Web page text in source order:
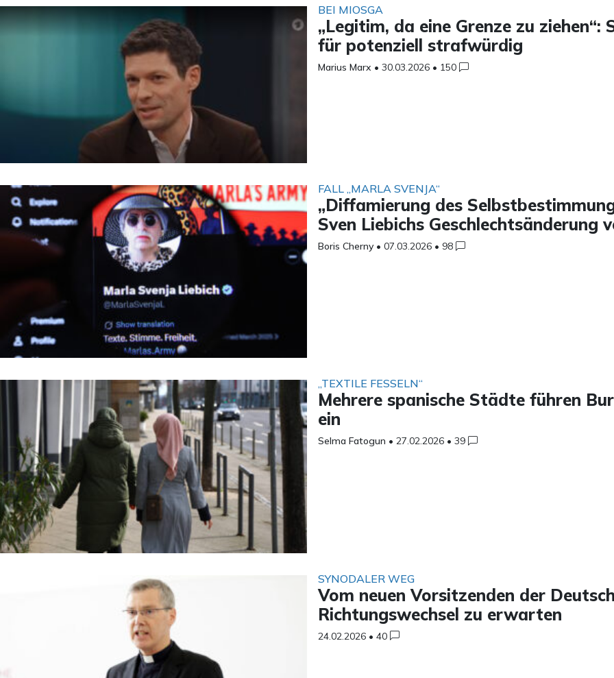
BEI MIOSGA
„Legitim, da eine Grenze zu
für potenziell strafwürdig
Marius Marx • 30.03.2026 • 150
FALL „MARLA SVENJA“
„Diffamierung des
Sven Liebichs Geschlechtsänderung
Boris Cherny • 07.03.2026 • 98
„TEXTILE FESSELN“
Mehrere spanische Städte führen
ein
Selma Fatogun • 27.02.2026 • 39
SYNODALER WEG
Vom neuen Vorsitzenden der
Richtungswechsel zu erwarten
24.02.2026 • 40